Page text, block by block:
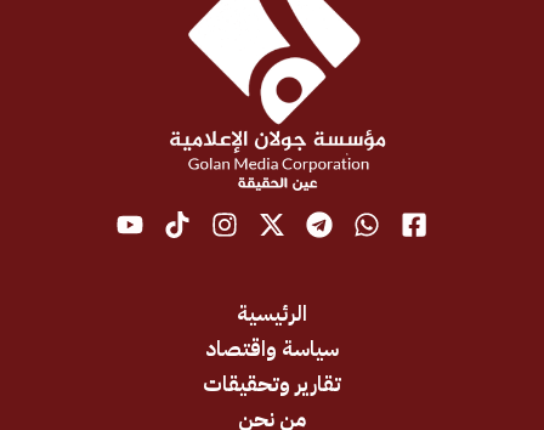
سياسة واقتصاد
تقارير وتحقيقات